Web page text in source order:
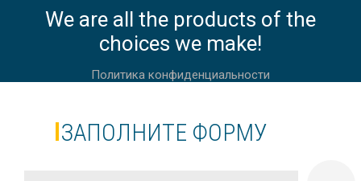
ВЕСЕННИЕ КАНИКУЛЫ В
ЙОРКШИРЕ
ВЕСЕННИЕ КАНИКУЛЫ В АНГЛИИ,
We are all the products of the
choices we make!
Политика конфиденциальности
ЗАПОЛНИТЕ ФОРМУ